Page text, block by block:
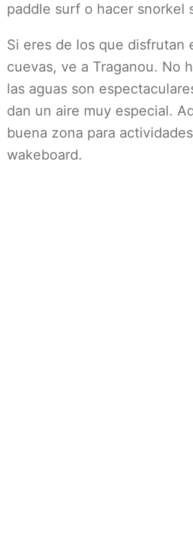
paddle surf o hacer snorkel
Si eres de los que disfrutan
cuevas, ve a Traganou. No
las aguas son
dan un aire muy especial.
buena zona para
wakeboard.